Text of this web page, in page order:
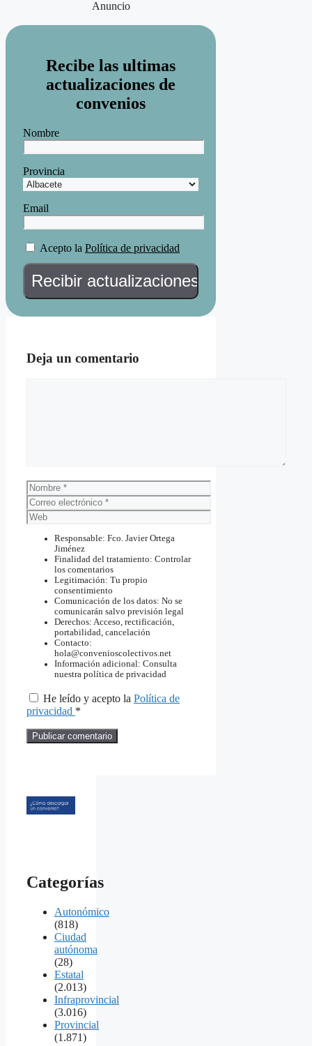
Anuncio
Recibe las ultimas
actualizaciones de
convenios
Nombre
Provincia
Email
Acepto la Política de privacidad
Deja un comentario
Nombre
Correo
electrónico
Web
Responsable: Fco. Javier Ortega
Jiménez
Finalidad del tratamiento: Controlar
los comentarios
Legitimación: Tu propio
consentimiento
Comunicación de los datos: No se
comunicarán salvo previsión legal
Derechos: Acceso, rectificación,
portabilidad, cancelación
Contacto:
hola@convenioscolectivos.net
Información adicional: Consulta
nuestra política de privacidad
He leído y acepto la Política de
privacidad *
Categorías
Autonómico
(818)
Ciudad
autónoma
(28)
Estatal
(2.013)
Infraprovincial
(3.016)
Provincial
(1.871)